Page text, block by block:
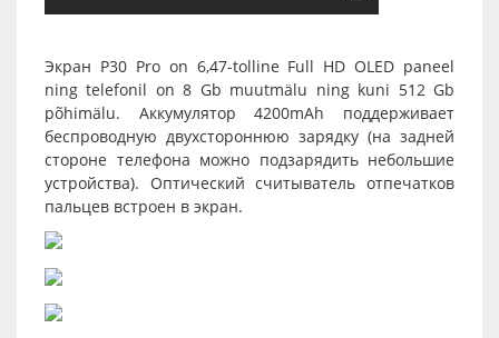
Экран P30 Proon 6,47-tolline Full HD OLED paneel
ning telefonil on 8 Gb muutmälu ning kuni 512 Gb
põhimälu. Аккумулятор 4200mAh поддерживает
беспроводную двухстороннюю зарядку (на задней
стороне телефона можно подзарядить небольшие
устройства). Оптический считыватель отпечатков
пальцев встроен в экран.